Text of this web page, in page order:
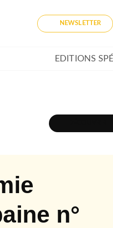
NEWSLETTER
EDITIONS
n°